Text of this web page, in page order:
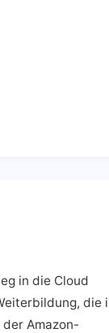
in die Cloud
die
Amazon-